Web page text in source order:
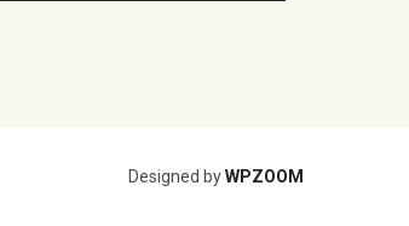
Designed byWPZOOM